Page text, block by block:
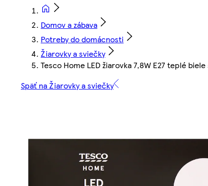
Domov a zábava
Potreby do domácnosti
Žiarovky a sviečky
Tesco Home LED žiarovka 7,8W E27 teplé
Späť na Žiarovky a sviečky